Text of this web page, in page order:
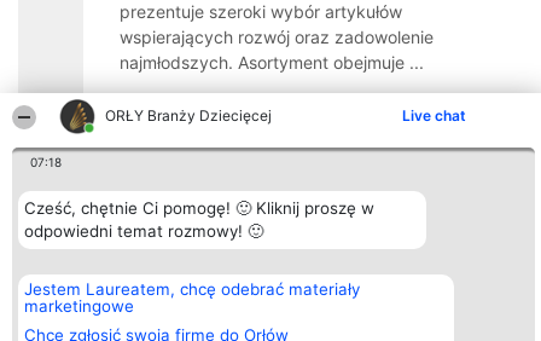
ORŁY Branży Dziecięcej Live chat
07:18
Cześć, chętnie Ci pomogę! 🙂 Kliknij proszę w
odpowiedni temat rozmowy! 🙂
Jestem Laureatem, chcę odebrać materiały
marketingowe
Chcę zgłosić swoją firmę do Orłów
prezentuje szeroki wybór artykułów
wspierających rozwój oraz zadowolenie
najmłodszych. Asortyment obejmuje ...
9
Organizator plebiscytu
Bright Side Solutions sp. z o.
o. sp. k.
ul. Ruska 22
KRS 0000749100 | Regon
381313360 | NIP 8943132676
+48 508 492 400
Plebiscyt
Laureaci
Lista
wszystkich
Zasady
Regulamin
Prywatności
Kontakt
Kontakt